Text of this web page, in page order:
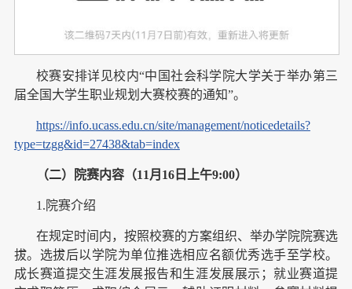
校赛安排详见校内“中国社会科学院大学关于举办第三
届全国大学生职业规划大赛校赛的通知”。
https://info.ucass.edu.cn/site/management/noticedetails?
type=tzgg&id=27438&tab=index
（二）院赛内容（11月16日上午9:00）
1.院赛介绍
在规定时间内，按照校赛的方案组织、举办学院院赛选
拔。选拔后以学院为单位推选相应名额优秀选手至学校。
成长赛道提交生涯发展报告和生涯发展展示；就业赛道提